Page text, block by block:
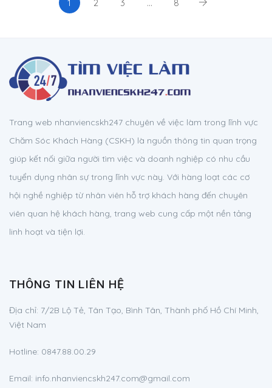
1 2 3 … 8
Trang web nhanviencskh247 chuyên về việc làm trong lĩnh vực
Chăm Sóc Khách Hàng (CSKH) là nguồn thông tin quan trọng
giúp kết nối giữa người tìm việc và doanh nghiệp có nhu cầu
tuyển dụng nhân sự trong lĩnh vực này. Với hàng loạt các cơ
hội nghề nghiệp từ nhân viên hỗ trợ khách hàng đến chuyên
viên quan hệ khách hàng, trang web cung cấp một nền tảng
linh hoạt và tiện lợi.
THÔNG TIN LIÊN HỆ
Địa chỉ: 7/2B Lộ Tẻ, Tân Tạo, Bình Tân, Thành phố Hồ Chí Minh,
Việt Nam
Hotline: 0847.88.00.29
Email: info.nhanviencskh247.com@gmail.com